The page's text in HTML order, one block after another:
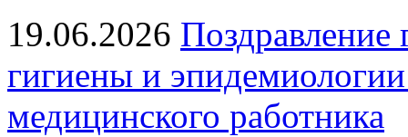
19.06.2026 Поздравление
гигиены и
медицинского работника